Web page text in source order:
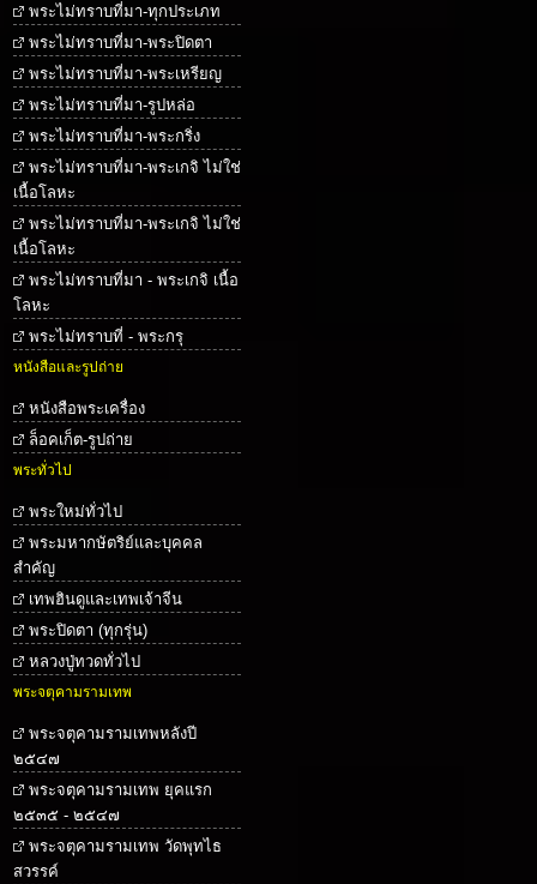
พระไม่ทราบที่มา-ทุกประเภท
พระไม่ทราบที่มา-พระปิดตา
พระไม่ทราบที่มา-พระเหรียญ
พระไม่ทราบที่มา-รูปหล่อ
พระไม่ทราบที่มา-พระกริ่ง
พระไม่ทราบที่มา-พระเกจิ ไม่ใช่
เนื้อโลหะ
พระไม่ทราบที่มา-พระเกจิ ไม่ใช่
เนื้อโลหะ
พระไม่ทราบที่มา - พระเกจิ เนื้อ
โลหะ
พระไม่ทราบที่ - พระกรุ
หนังสือและรูปถ่าย
หนังสือพระเครื่อง
ล็อคเก็ต-รูปถ่าย
พระทั่วไป
พระใหม่ทั่วไป
พระมหากษัตริย์และบุคคล
สำคัญ
เทพฮินดูและเทพเจ้าจีน
พระปิดตา (ทุกรุ่น)
หลวงปู่ทวดทั่วไป
พระจตุคามรามเทพ
พระจตุคามรามเทพหลังปี
๒๕๔๗
พระจตุคามรามเทพ ยุคแรก
๒๕๓๕ - ๒๕๔๗
พระจตุคามรามเทพ วัดพุทไธ
สวรรค์